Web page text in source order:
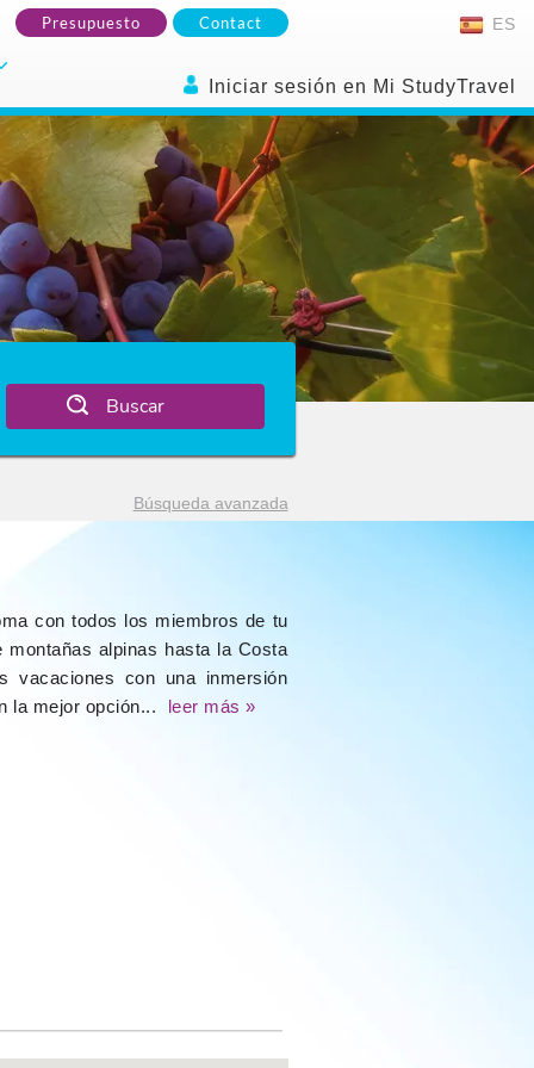
Presupuesto Contact ES
Iniciar sesión en Mi StudyTravel
Buscar
Búsqueda avanzada
con todos los miembros de tu
alpinas hasta la Costa
vacaciones con una inmersión
la mejor opción...
leer más »